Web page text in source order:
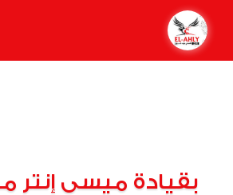
بقيادة ميسي إنتر